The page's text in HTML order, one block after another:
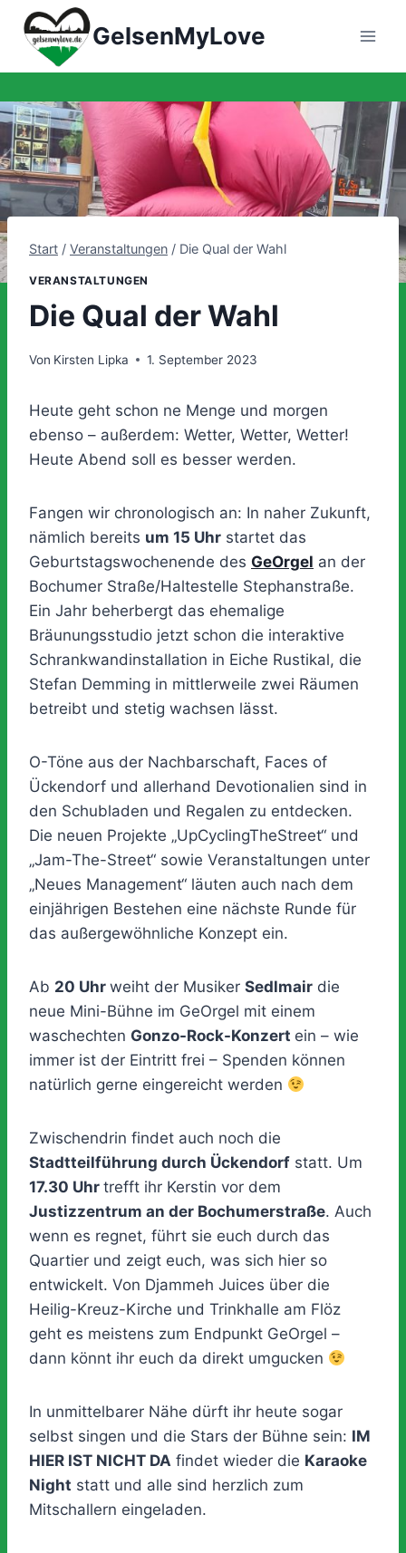
Zum
Inhalt
springen
GelsenMyLove
Start / Veranstaltungen / Die Qual der Wahl
VERANSTALTUNGEN
Die Qual der Wahl
Von Kirsten Lipka 1. September 2023
Heute geht schon ne Menge und morgen
ebenso – außerdem: Wetter, Wetter, Wetter!
Heute Abend soll es besser werden.
Fangen wir chronologisch an: In naher Zukunft,
nämlich bereits um 15 Uhr startet das
Geburtstagswochenende des GeOrgel an der
Bochumer Straße/Haltestelle Stephanstraße.
Ein Jahr beherbergt das ehemalige
Bräunungsstudio jetzt schon die interaktive
Schrankwandinstallation in Eiche Rustikal, die
Stefan Demming in mittlerweile zwei Räumen
betreibt und stetig wachsen lässt.
O-Töne aus der Nachbarschaft, Faces of
Ückendorf und allerhand Devotionalien sind in
den Schubladen und Regalen zu entdecken.
Die neuen Projekte „UpCyclingTheStreet“ und
„Jam-The-Street“ sowie Veranstaltungen unter
„Neues Management“ läuten auch nach dem
einjährigen Bestehen eine nächste Runde für
das außergewöhnliche Konzept ein.
Ab 20 Uhr weiht der Musiker Sedlmair die
neue Mini-Bühne im GeOrgel mit einem
waschechten Gonzo-Rock-Konzert ein – wie
immer ist der Eintritt frei – Spenden können
natürlich gerne eingereicht werden
Zwischendrin findet auch noch die
Stadtteilführung durch Ückendorf statt. Um
17.30 Uhr trefft ihr Kerstin vor dem
Justizzentrum an der Bochumerstraße. Auch
wenn es regnet, führt sie euch durch das
Quartier und zeigt euch, was sich hier so
entwickelt. Von Djammeh Juices über die
Heilig-Kreuz-Kirche und Trinkhalle am Flöz
geht es meistens zum Endpunkt GeOrgel –
dann könnt ihr euch da direkt umgucken
In unmittelbarer Nähe dürft ihr heute sogar
selbst singen und die Stars der Bühne sein: IM
HIER IST NICHT DA findet wieder die Karaoke
Night statt und alle sind herzlich zum
Mitschallern eingeladen.